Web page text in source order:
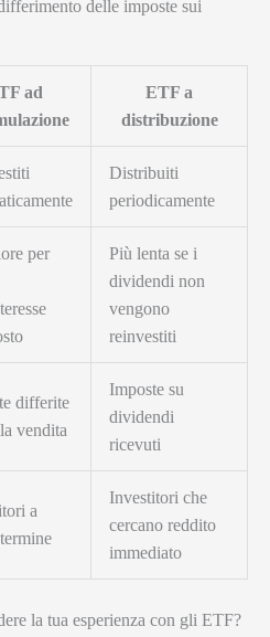
delle imposte sui
ad
ETF a
distribuzione
Distribuiti
periodicamente
per
Più lenta se i
dividendi non
vengono
reinvestiti
differite
vendita
Imposte su
dividendi
ricevuti
a
Investitori che
cercano reddito
immediato
la tua esperienza con gli ETF?